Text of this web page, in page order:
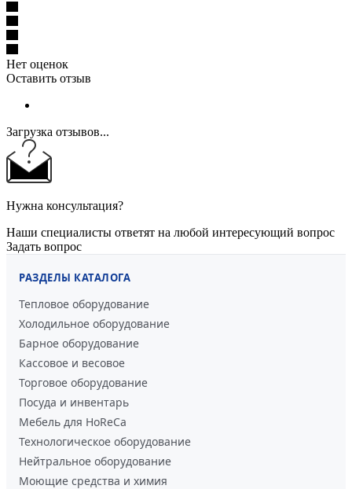
Нет оценок
Оставить отзыв
Загрузка отзывов...
Нужна консультация?
Наши специалисты ответят на любой интересующий вопрос
Задать вопрос
РАЗДЕЛЫ КАТАЛОГА
Тепловое оборудование
Холодильное оборудование
Барное оборудование
Кассовое и весовое
Торговое оборудование
Посуда и инвентарь
Мебель для HoReCa
Технологическое оборудование
Нейтральное оборудование
Моющие средства и химия